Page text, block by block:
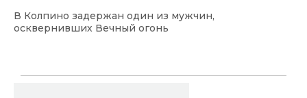
В Колпино задержан один из мужчин,
осквернивших Вечный огонь